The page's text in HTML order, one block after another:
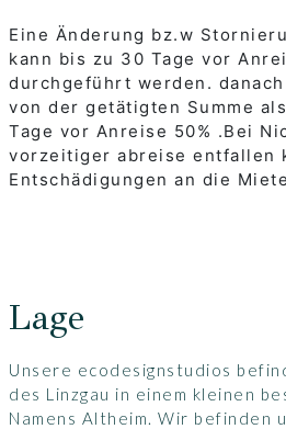
Eine Änderung bz.w
kann bis zu 30 Tage vor
durchgeführt werden.
von der getätigten Summe
Tage vor Anreise 50% .Bei
vorzeitiger abreise entfallen
Entschädigungen an die
Lage
Unsere ecodesignstudios
des Linzgau in einem kleinen
Namens Altheim. Wir befinden